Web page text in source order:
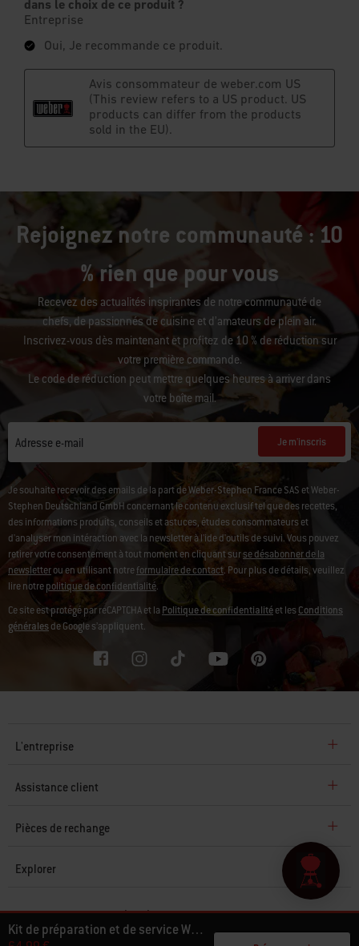
Kit de préparation et de service Weber Works
Rejoignez notre communauté : 10
% rien que pour vous
Recevez des actualités inspirantes de notre communauté de
chefs, de passionnés de cuisine et d’amateurs de plein air.
Inscrivez-vous dès maintenant et profitez de 10 % de réduction sur
votre première commande.
Le code de réduction peut mettre quelques heures à arriver dans
votre boîte mail.
Adresse e-mail Je m'inscris
Je souhaite recevoir des emails de la part de Weber-Stephen France SAS et Weber-
Stephen Deutschland GmbH concernant le contenu exclusif tel que des recettes,
des informations produits, conseils et astuces, études consommateurs et
d'analyser mon intéraction avec la newsletter à l'ide d'outils de suivi. Vous pouvez
retirer votre consentement à tout moment en cliquant surse désabonner de la
newsletterou en utilisant notreformulaire de contact. Pour plus de détails, veuillez
lire notrepolitique de confidentialité.
Ce site est protégé par reCAPTCHA et la Politique de confidentialitéet lesConditions
généralesde Google s’appliquent.
L'entreprise
Assistance client
Pièces de rechange
Explorer
© 2026 Weber. Tous droits réservés.